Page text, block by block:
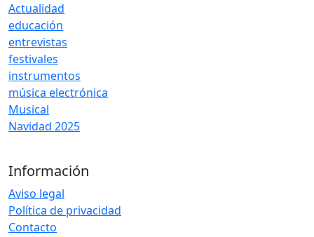
Actualidad
educación
entrevistas
festivales
instrumentos
música electrónica
Musical
Navidad 2025
Información
Aviso legal
Política de privacidad
Contacto